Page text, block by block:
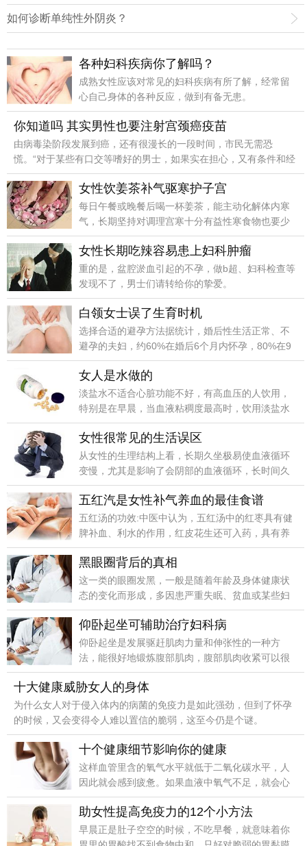
如何诊断单纯性外阴炎？
各种妇科疾病你了解吗？
成熟女性应该对常见的妇科疾病有所了解，经常留
心自己身体的各种反应，做到有备无患。
你知道吗 其实男性也要注射宫颈癌疫苗
由病毒染阶段发展到癌，还有很漫长的一段时间，市民无需恐
慌。“对于某些有口交等嗜好的男士，如果实在担心，又有条件和经
济能力，可以考虑在香港注射相关疫苗”。
女性饮姜茶补气驱寒护子宫
每日午餐或晚餐后喝一杯姜茶，能主动化解体内寒
气，长期坚持对调理宫寒十分有益性寒食物也要少
吃，如绿豆、苦瓜等，多吃洋葱、番茄等食物。
女性长期吃辣容易患上妇科肿瘤
重的是，盆腔淤血引起的不孕，做b超、妇科检查等
发现不了，男士们请转给你的挚爱。
白领女士误了生育时机
选择合适的避孕方法据统计，婚后性生活正常、不
避孕的夫妇，约60%在婚后6个月内怀孕，80%在9
个月内“有喜”，85%~90%在一年内妊娠。
女人是水做的
淡盐水不适合心脏功能不好，有高血压的人饮用，
特别是在早晨，当血液粘稠度最高时，饮用淡盐水
会加重口干，促进血压升高。
女性很常见的生活误区
从女性的生理结构上看，长期久坐极易使血液循环
变慢，尤其是影响了会阴部的血液循环，长时间久
坐不动等可使尿液积存于尿道内继发尿道感染。
五红汽是女性补气养血的最佳食谱
五红汤的功效:中医中认为，五红汤中的红枣具有健
脾补血、利水的作用，红皮花生还可入药，具有养
血止血的作用。
黑眼圈背后的真相
这一类的眼圈发黑，一般是随着年龄及身体健康状
态的变化而形成，多因患严重失眠、贫血或某些妇
女病，如月经不调、功能性子宫出血及性生活不节
制等，色泽会加重而明显。
仰卧起坐可辅助治疗妇科病
仰卧起坐是发展驱赶肌肉力量和伸张性的一种方
法，能很好地锻炼腹部肌肉，腹部肌肉收紧可以很
好地保护腹腔内的脏器。
十大健康威胁女人的身体
为什么女人对于侵入体内的病菌的免疫力是如此强劲，但到了怀孕
的时候，又会变得令人难以置信的脆弱，这至今仍是个谜。
十个健康细节影响你的健康
这样血管里含的氧气水平就低于二氧化碳水平，人
因此就会感到疲惫。如果血液中氧气不足，就会心
跳加速、血压升高。这对人的身体是很不利的，所
以应该每天多做几次深呼吸。
助女性提高免疫力的12个小方法
早晨正是肚子空空的时候，不吃早餐，就意味着你